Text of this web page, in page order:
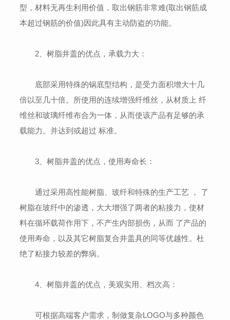
型，材料无再生利用价值，取出钢筋非常难(取出钢筋成
本超过钢筋的价值)因此具有主动防盗的功能。
2、树脂井盖的优点，承载力大：
底部采用特殊的锅底型结构，是受力面积增大十几
倍以至几十倍。所使用的连续增强纤维丝，从材质上 纤
维丝和玻璃纤维布合为一体，从而使该产品有足够的承
载能力。并达到或超过 标准。
3、树脂井盖的优点，使用寿命长：
通过采用高性能树脂、玻纤和特殊的生产工艺 ， 了
树脂在玻纤中的渗透，大大增强了两者的粘接力，使材
料在循环载荷作用下，不产生内部损伤，从而 了产品的
使用寿命，以及其它树脂复合井盖具的同等优越性。杜
绝了粘接力较差的弊病。
4、树脂井盖的优点，美观实用、档次高：
可根据高端客户需求，制做复杂LOGO与多种颜色